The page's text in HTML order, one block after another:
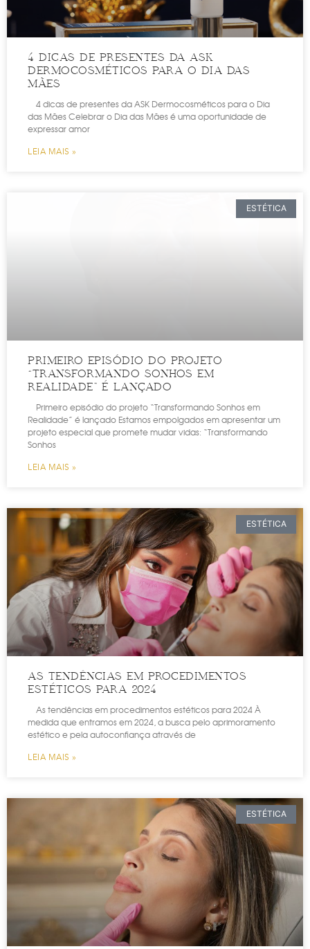
4 DICAS DE PRESENTES DA ASK
DERMOCOSMÉTICOS PARA O DIA DAS
MÃES
4 dicas de presentes da ASK Dermocosméticos para o Dia
das Mães Celebrar o Dia das Mães é uma oportunidade de
expressar amor
LEIA MAIS »
ESTÉTICA
PRIMEIRO EPISÓDIO DO PROJETO
“TRANSFORMANDO SONHOS EM
REALIDADE” É LANÇADO
Primeiro episódio do projeto “Transformando Sonhos em
Realidade” é lançado Estamos empolgados em apresentar um
projeto especial que promete mudar vidas: “Transformando
Sonhos
LEIA MAIS »
ESTÉTICA
AS TENDÊNCIAS EM PROCEDIMENTOS
ESTÉTICOS PARA 2024
As tendências em procedimentos estéticos para 2024 À
medida que entramos em 2024, a busca pelo aprimoramento
estético e pela autoconfiança através de
LEIA MAIS »
ESTÉTICA